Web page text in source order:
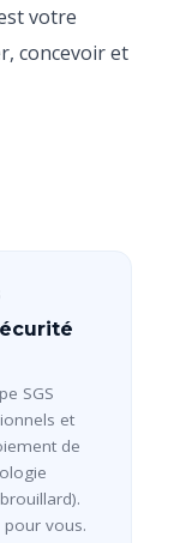
votre
concevoir et
SGS
et
de
pour vous.